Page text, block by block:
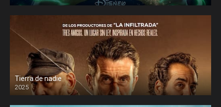
Tierra de nadie
2025